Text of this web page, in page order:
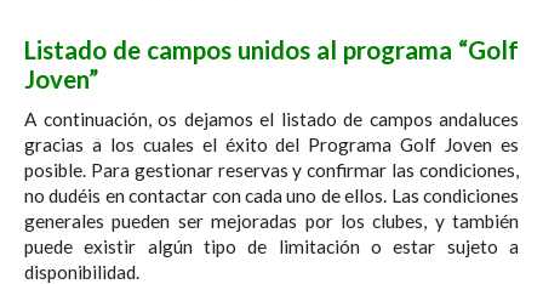
Listado de campos unidos al programa “Golf
Joven”
A continuación, os dejamos el listado de campos andaluces
gracias a los cuales el éxito del Programa Golf Joven es
posible. Para gestionar reservas y confirmar las condiciones,
no dudéis en contactar con cada uno de ellos. Las condiciones
generales pueden ser mejoradas por los clubes, y también
puede existir algún tipo de limitación o estar sujeto a
disponibilidad.